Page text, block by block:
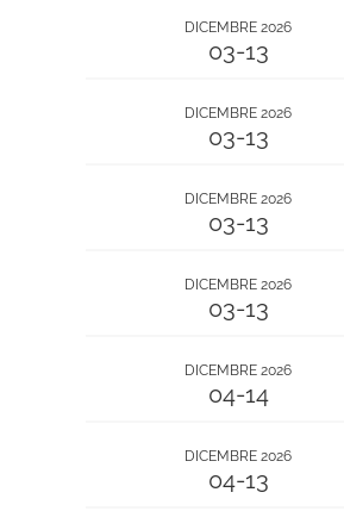
DICEMBRE 2026
03-13
DICEMBRE 2026
03-13
DICEMBRE 2026
03-13
DICEMBRE 2026
03-13
DICEMBRE 2026
04-14
DICEMBRE 2026
04-13